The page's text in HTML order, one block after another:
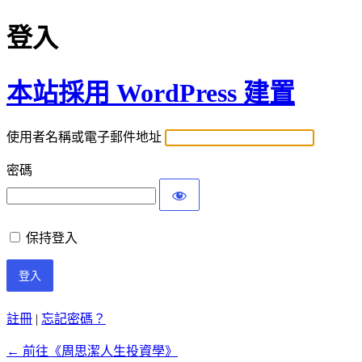
登入
本站採用 WordPress 建置
使用者名稱或電子郵件地址
密碼
保持登入
註冊 | 忘記密碼？
← 前往《周思潔人生投資學》